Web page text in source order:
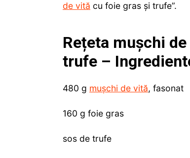
de vită cu foie gras și trufe”.
Rețeta mușchi
trufe –
480 g mușchi de vită, fasonat
160 g foie gras
sos de trufe